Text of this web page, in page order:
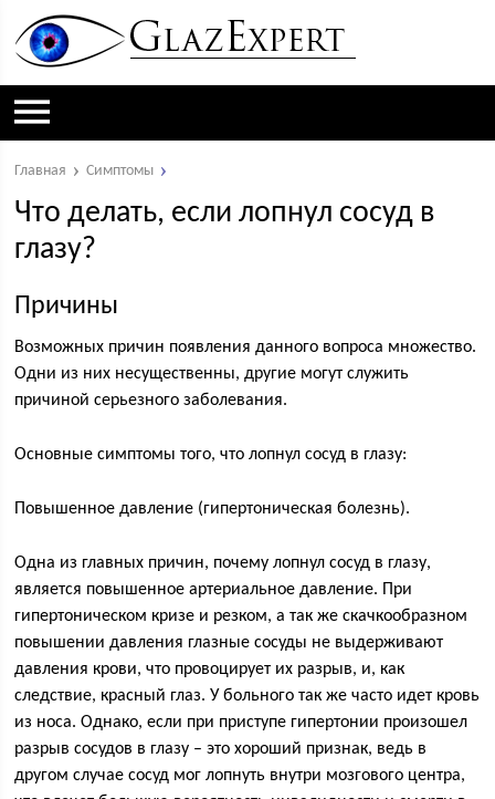
Главная Симптомы
Что делать, если лопнул сосуд в
глазу?
Причины
Возможных причин появления данного вопроса множество.
Одни из них несущественны, другие могут служить
причиной серьезного заболевания.
Основные симптомы того, что лопнул сосуд в глазу:
Повышенное давление (гипертоническая болезнь).
Одна из главных причин, почему лопнул сосуд в глазу,
является повышенное артериальное давление. При
гипертоническом кризе и резком, а так же скачкообразном
повышении давления глазные сосуды не выдерживают
давления крови, что провоцирует их разрыв, и, как
следствие, красный глаз. У больного так же часто идет кровь
из носа. Однако, если при приступе гипертонии произошел
разрыв сосудов в глазу – это хороший признак, ведь в
другом случае сосуд мог лопнуть внутри мозгового центра,